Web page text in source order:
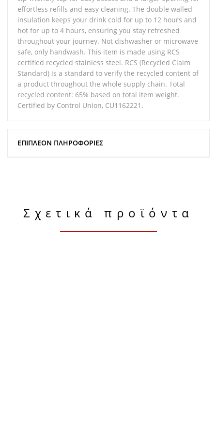
effortless refills and easy cleaning. The double walled
insulation keeps your drink cold for up to 12 hours and
hot for up to 4 hours, ensuring you stay refreshed
throughout your journey. Not dishwasher or microwave
safe, only handwash. This item is made using RCS
certified recycled stainless steel. RCS (Recycled Claim
Standard) is a standard to verify the recycled content of
a product throughout the whole supply chain. Total
recycled content: 65% based on total item weight.
Certified by Control Union, CU1162221.
ΕΠΙΠΛΈΟΝ ΠΛΗΡΟΦΟΡΊΕΣ
Σχετικά προϊόντα